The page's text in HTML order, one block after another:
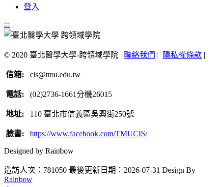
登入
:::
© 2020 臺北醫學大學-跨領域學院 | 聯絡我們 | 隱私權條款 |
信箱: cis@tmu.edu.tw
電話: (02)2736-1661分機26015
地址: 110 臺北市信義區吳興街250號
臉書: https://www.facebook.com/TMUCIS/
Designed by Rainbow
造訪人次：781050 最後更新日期：2026-07-31 Design By
Rainbow